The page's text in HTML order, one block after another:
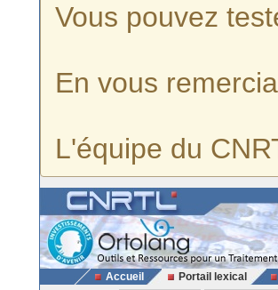
Vous pouvez
En vous
L'équipe du
Accueil Portail lexical